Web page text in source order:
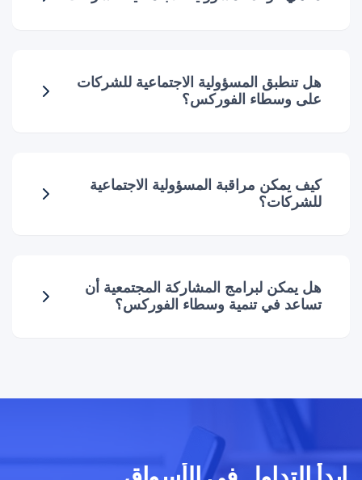
هل تنطبق المسؤولية الاجتماعية للشركات
على وسطاء الفوركس؟
كيف يمكن مراقبة المسؤولية الاجتماعية
للشركات؟
هل يمكن لبرامج المشاركة المجتمعية أن
تساعد في تنمية وسطاء الفوركس؟